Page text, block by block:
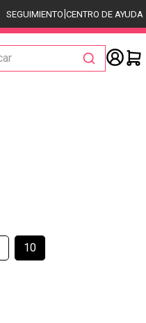
SEGUIMIENTO|CENTRO DE AYUDA
10